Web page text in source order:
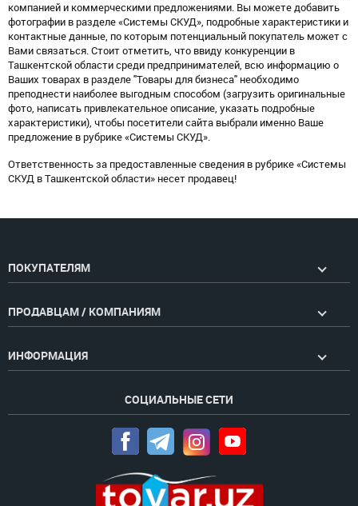
компанией и коммерческими предложениями. Вы можете добавить
фотографии в разделе «Системы СКУД», подробные характеристики и
контактные данные, по которым потенциальный покупатель может с
Вами связаться. Стоит отметить, что ввиду конкуренции в
Ташкентской области среди предпринимателей, всю информацию о
Ваших товарах в разделе "Товары для бизнеса" необходимо
преподнести наиболее выгодным способом (загрузить оригинальные
фото, написать привлекательное описание, указать подробные
характеристики), чтобы посетители сайта выбрали именно Ваше
предложение в рубрике «Системы СКУД».
Ответственность за предоставленные сведения в рубрике «Системы
СКУД в Ташкентской области» несет продавец!
ПОКУПАТЕЛЯМ
ПРОДАВЦАМ / КОМПАНИЯМ
ИНФОРМАЦИЯ
СОЦИАЛЬНЫЕ СЕТИ